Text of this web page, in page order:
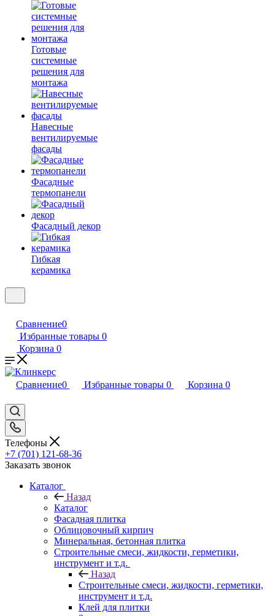
Готовые
системные
решения для
монтажа
Навесные
вентилируемые
фасады
Фасадные
термопанели
Фасадный декор
Гибкая
керамика
Сравнение0
Избранные товары 0
Корзина 0
Сравнение0 Избранные товары 0 Корзина 0
Телефоны
+7 (701) 121-68-36
Заказать звонок
Каталог
Назад
Каталог
Фасадная плитка
Облицовочный кирпич
Минеральная, бетонная плитка
Строительные смеси, жидкости, герметики,
инструмент и т.д.
Назад
Строительные смеси, жидкости, герметики,
инструмент и т.д.
Клей для плитки